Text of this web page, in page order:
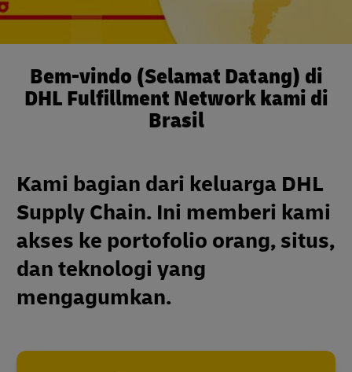
Bem-vindo (Selamat Datang) di
DHL Fulfillment Network kami di
Brasil
Kami bagian dari keluarga DHL
Supply Chain. Ini memberi kami
akses ke portofolio orang, situs,
dan teknologi yang
mengagumkan.